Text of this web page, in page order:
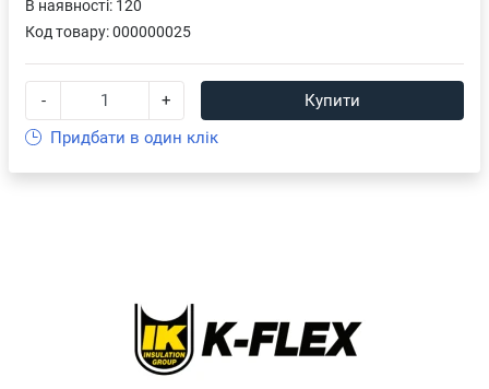
В наявності: 120
Код товару:000000025
- +
Купити
Придбати в один клік